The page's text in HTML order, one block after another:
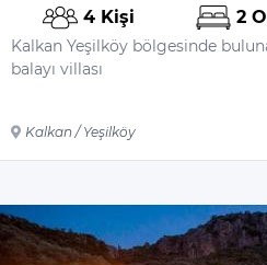
Özel Havuz
Çocuk Havuzu
Çamaşır Makinesi
Saç Kurutma
Ütü Masası
4 Kişi 2
Kalkan Yeşilköy bölgesinde
balayı villası
Kalkan / Yeşilköy